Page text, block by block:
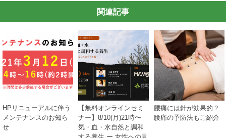
関連記事
HPリニューアルに伴う
メンテナンスのお知ら
せ
【無料オンラインセミ
ナー】8/10(月)21時〜
気・血・水自然と調和
腰痛には針が効果的？
腰痛の予防法もご紹介